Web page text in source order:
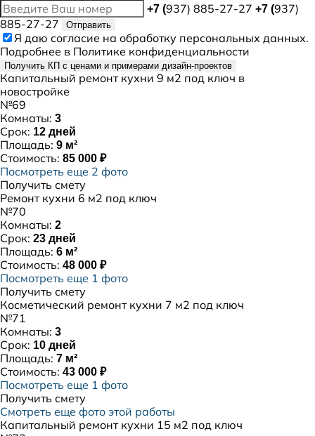
+7 (937) 885-27-27 +7 (937)
885-27-27
Отправить
Я даю согласие на обработку персональных данных.
Подробнее в Политике конфиденциальности
Получить КП с ценами и примерами дизайн-проектов
Капитальный ремонт кухни 9 м2 под ключ в
новостройке
№69
Комнаты: 3
Срок: 12 дней
Площадь: 9 м²
Стоимость: 85 000 ₽
Посмотреть еще 2 фото
Получить смету
Ремонт кухни 6 м2 под ключ
№70
Комнаты: 2
Срок: 23 дней
Площадь: 6 м²
Стоимость: 48 000 ₽
Посмотреть еще 1 фото
Получить смету
Косметический ремонт кухни 7 м2 под ключ
№71
Комнаты: 3
Срок: 10 дней
Площадь: 7 м²
Стоимость: 43 000 ₽
Посмотреть еще 1 фото
Получить смету
Смотреть еще фото этой работы
Капитальный ремонт кухни 15 м2 под ключ